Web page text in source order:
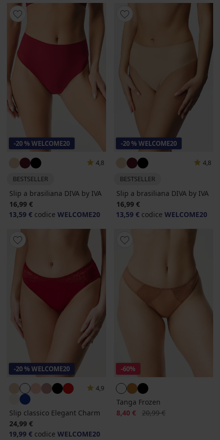
-20 % WELCOME20
4,8
BESTSELLER
Slip a brasiliana DIVA by IVA
16,99 €
13,59 € codice WELCOME20
-20 % WELCOME20
4,8
BESTSELLER
Slip a brasiliana DIVA by IVA
16,99 €
13,59 € codice WELCOME20
-20 % WELCOME20
4,9
Slip classico Elegant Charm
24,99 €
19,99 € codice WELCOME20
-60%
Tanga Frozen
Sconto
8,40 € Prezzo originale
20,99 €